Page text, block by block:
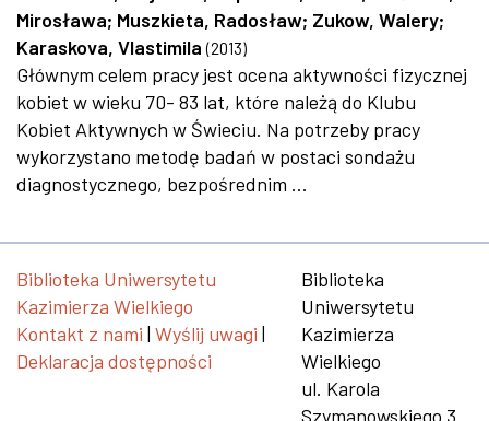
Mirosława; Muszkieta, Radosław; Zukow, Walery;
Karaskova, Vlastimila (2013)
Głównym celem pracy jest ocena aktywności fizycznej
kobiet w wieku 70- 83 lat, które należą do Klubu
Kobiet Aktywnych w Świeciu. Na potrzeby pracy
wykorzystano metodę badań w postaci sondażu
diagnostycznego, bezpośrednim ...
Biblioteka Uniwersytetu
Kazimierza Wielkiego
Kontakt z nami | Wyślij uwagi |
Deklaracja dostępności
Biblioteka
Uniwersytetu
Kazimierza
Wielkiego
ul. Karola
Szymanowskiego 3